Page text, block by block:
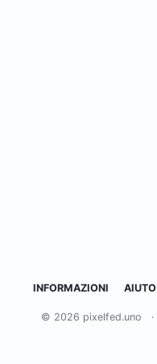
INFORMAZIONI AIUTO
© 2026 pixelfed.uno ·